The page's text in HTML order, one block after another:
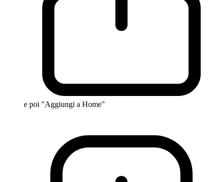
e poi "Aggiungi a Home"